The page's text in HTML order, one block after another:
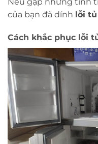
của bạn đã dính lỗi
Cách khắc phục lỗi